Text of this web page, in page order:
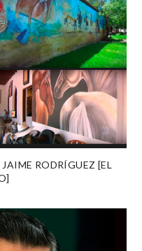
RODRÍGUEZ [EL